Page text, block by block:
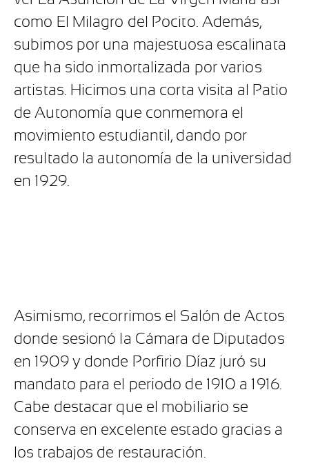
como El Milagro del Pocito. Además,
subimos por una majestuosa escalinata
que ha sido inmortalizada por varios
artistas. Hicimos una corta visita al Patio
de Autonomía que conmemora el
movimiento estudiantil, dando por
resultado la autonomía de la universidad
en 1929.
Asimismo, recorrimos el Salón de Actos
donde sesionó la Cámara de Diputados
en 1909 y donde Porfirio Díaz juró su
mandato para el periodo de 1910 a 1916.
Cabe destacar que el mobiliario se
conserva en excelente estado gracias a
los trabajos de restauración.